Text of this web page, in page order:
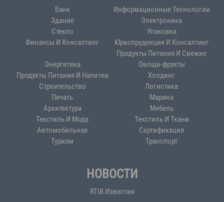
Банк
Информационные Технологии
Здание
Электроника
Стекло
Упаковка
Финансы И Консалтинг
Юриспруденция И Консалтинг
Энергетика
Продукты Питания И Свежие
Овощи-фрукты
Продукты Питания И Напитки
Холдинг
Строительство
Логистика
Печать
Марина
Архитектура
Мебель
Текстиль И Мода
Текстиль И Ткани
Автомобильная
Сертификация
Туризм
Транспорт
НОВОСТИ
RTIB Известия